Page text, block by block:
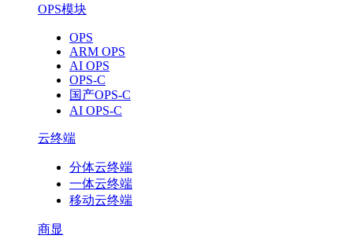
OPS模块
OPS
ARM OPS
AI OPS
OPS-C
国产OPS-C
AI OPS-C
云终端
分体云终端
一体云终端
移动云终端
商显